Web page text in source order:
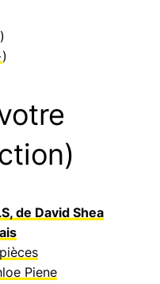
)
)
de David Shea
Piene